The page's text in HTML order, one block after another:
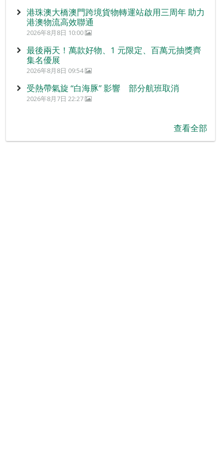
港珠澳大橋澳門跨境貨物轉運站啟用三周年 助力
港澳物流高效聯通
2026年8月8日 10:00
最後兩天！萬款好物、1 元限定、百萬元抽獎齊
集名優展
2026年8月8日 09:54
受熱帶氣旋 “白海豚” 影響 部分航班取消
2026年8月7日 22:27
查看全部